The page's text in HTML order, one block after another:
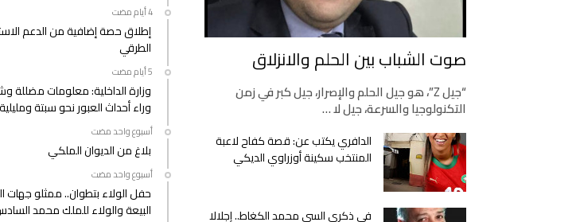
صوت الشباب بين الحلم والانزلاق
“جيل Z”، هو جيل الحلم والإصرار، جيل كبر في زمن
التكنولوجيا والسرعة، جيل لا …
الدافري يكتب عن: قصة كفاح لاعبة
المنتخب سكينة أوزراوي الديكي
في ذكرى السي محمد الكغاط.. إجلالا
‫‫‫‏‫4 أيام مضت‬
إطلاق حصة إضافية من الدعم
الطرقي
وزارة الداخلية: معلومات مضللة
وراء أحداث العبور نحو سبتة ومليلية
‫‫‫‏‫أسبوع واحد مضت‬
بلاغ من الديوان الملكي
‫‫‫‏‫أسبوع واحد مضت‬
حفل الولاء بتطوان.. ممثلو جهات
البيعة والولاء للملك محمد